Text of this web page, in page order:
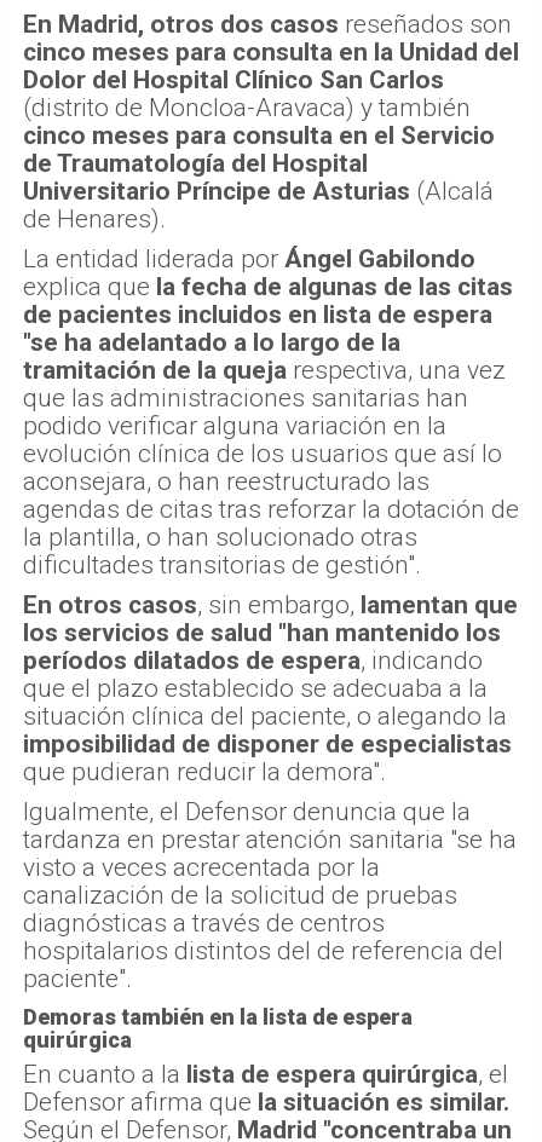
En Madrid, otros dos casos reseñados son
cinco meses para consulta en la Unidad del
Dolor del Hospital Clínico San Carlos
(distrito de Moncloa-Aravaca) y también
cinco meses para consulta en el Servicio
de Traumatología del Hospital
Universitario Príncipe de Asturias (Alcalá
de Henares).
La entidad liderada por Ángel Gabilondo
explica que la fecha de algunas de las citas
de pacientes incluidos en lista de espera
"se ha adelantado a lo largo de la
tramitación de la queja respectiva, una vez
que las administraciones sanitarias han
podido verificar alguna variación en la
evolución clínica de los usuarios que así lo
aconsejara, o han reestructurado las
agendas de citas tras reforzar la dotación de
la plantilla, o han solucionado otras
dificultades transitorias de gestión".
En otros casos, sin embargo, lamentan que
los servicios de salud "han mantenido los
períodos dilatados de espera, indicando
que el plazo establecido se adecuaba a la
situación clínica del paciente, o alegando la
imposibilidad de disponer de especialistas
que pudieran reducir la demora".
Igualmente, el Defensor denuncia que la
tardanza en prestar atención sanitaria "se ha
visto a veces acrecentada por la
canalización de la solicitud de pruebas
diagnósticas a través de centros
hospitalarios distintos del de referencia del
paciente".
Demoras también en la lista de espera
quirúrgica
En cuanto a la lista de espera quirúrgica, el
Defensor afirma que la situación es similar.
Según el Defensor, Madrid "concentraba un